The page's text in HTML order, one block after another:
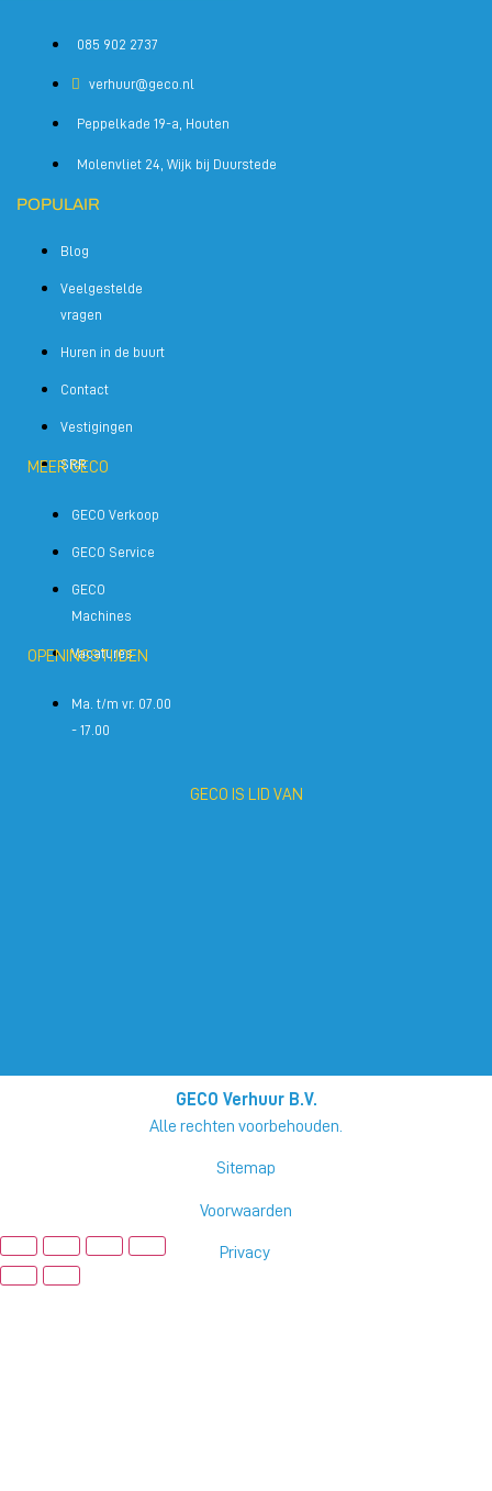
085 902 2737
verhuur@geco.nl
Peppelkade 19-a, Houten
Molenvliet 24, Wijk bij Duurstede
POPULAIR
Blog
Veelgestelde
vragen
Huren in de buurt
Contact
Vestigingen
SRR
MEER GECO
GECO Verkoop
GECO Service
GECO
Machines
Vacatures
OPENINGSTIJDEN
Ma. t/m vr. 07.00
- 17.00
GECO IS LID VAN
GECO Verhuur B.V.
Alle rechten voorbehouden.
Sitemap
Voorwaarden
Privacy